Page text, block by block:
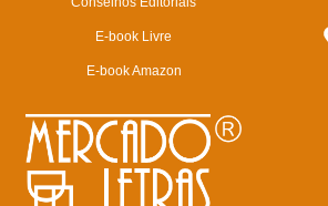
E-book Livre
E-book Amazon